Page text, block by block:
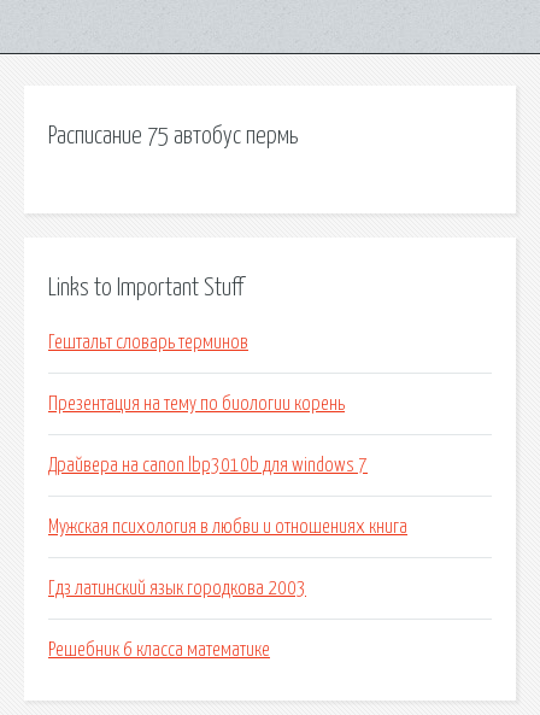
Расписание 75 автобус пермь
Links to Important Stuff
Гештальт словарь терминов
Презентация на тему по биологии корень
Драйвера на canon lbp3010b для windows 7
Мужская психология в любви и отношениях книга
Гдз латинский язык городкова 2003
Решебник 6 класса математике